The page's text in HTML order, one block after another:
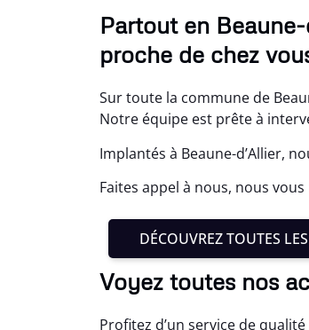
Partout en
proche de chez
Sur toute la commune de
Notre équipe est prête à
Implantés à Beaune-d’Allier,
Faites appel à nous, nous
DÉCOUVREZ TOUTES
Voyez toutes nos
Profitez d’un service de